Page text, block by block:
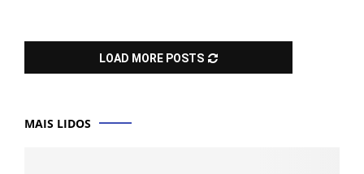
LOAD MORE POSTS
MAIS LIDOS